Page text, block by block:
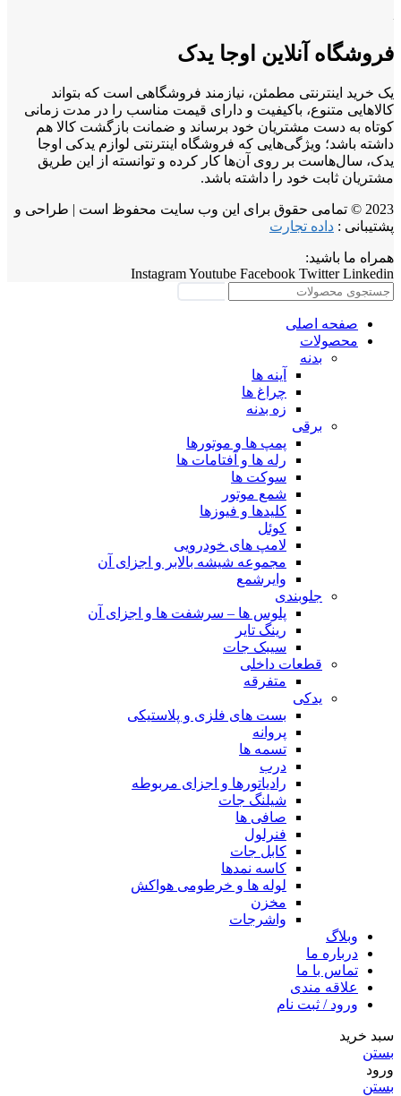
فروشگاه آنلاین اوجا یدک
یک خرید اینترنتی مطمئن، نیازمند فروشگاهی است که بتواند
کالاهایی متنوع، باکیفیت و دارای قیمت مناسب را در مدت زمانی
کوتاه به دست مشتریان خود برساند و ضمانت بازگشت کالا هم
داشته باشد؛ ویژگی‌هایی که فروشگاه اینترنتی لوازم یدکی اوجا
یدک، سال‌هاست بر روی آن‌ها کار کرده و توانسته از این طریق
مشتریان ثابت خود را داشته باشد.
2023 © تمامی حقوق برای این وب سایت محفوظ است | طراحی و
پشتیبانی : داده تجارت
همراه ما باشید:
InstagramYoutube Facebook Twitter Linkedin
صفحه اصلی
محصولات
بدنه
آینه ها
چراغ ها
زه بدنه
برقی
پمپ ها و موتورها
رله ها و آفتامات ها
سوکت ها
شمع موتور
کلیدها و فیوزها
کوئل
لامپ های خودرویی
مجموعه شیشه بالابر و اجزای آن
وایرشمع
جلوبندی
پلوس ها – سرشفت ها و اجزای آن
رینگ تایر
سیبک جات
قطعات داخلی
متفرقه
یدکی
بست های فلزی و پلاستیکی
پروانه
تسمه ها
درب
رادیاتورها و اجزای مربوطه
شیلنگ جات
صافی ها
فنرلول
کابل جات
کاسه نمدها
لوله ها و خرطومی هواکش
مخزن
واشرجات
وبلاگ
درباره ما
تماس با ما
علاقه مندی
ورود / ثبت نام
سبد خرید
بستن
ورود
بستن